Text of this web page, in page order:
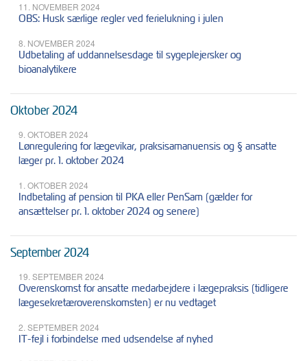
11. NOVEMBER 2024
OBS: Husk særlige regler ved ferielukning i julen
8. NOVEMBER 2024
Udbetaling af uddannelsesdage til sygeplejersker og
bioanalytikere
Oktober 2024
9. OKTOBER 2024
Lønregulering for lægevikar, praksisamanuensis og § ansatte
læger pr. 1. oktober 2024
1. OKTOBER 2024
Indbetaling af pension til PKA eller PenSam (gælder for
ansættelser pr. 1. oktober 2024 og senere)
September 2024
19. SEPTEMBER 2024
Overenskomst for ansatte medarbejdere i lægepraksis (tidligere
lægesekretæroverenskomsten) er nu vedtaget
2. SEPTEMBER 2024
IT-fejl i forbindelse med udsendelse af nyhed